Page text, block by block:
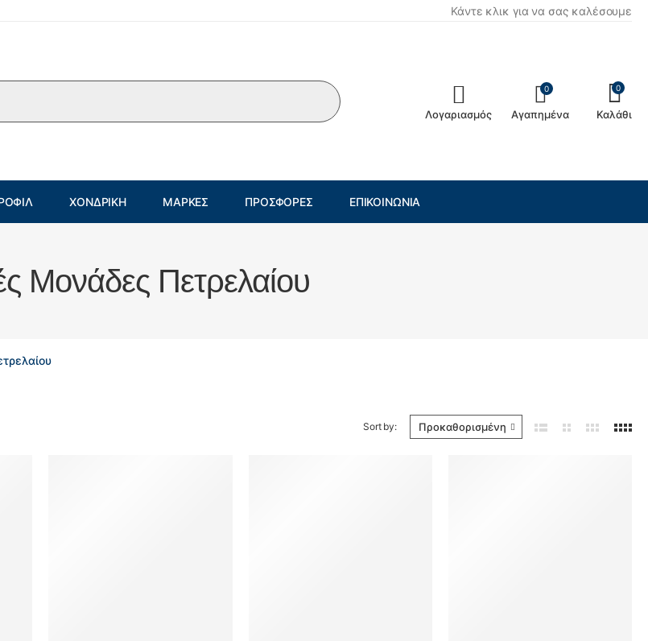
Κάντε κλικ για να σας καλέσουμε
Λογαριασμός
0
Αγαπημένα
0
Καλάθι
ΧΟΝΔΡΙΚΉ ΜΆΡΚΕΣ ΠΡΟΣΦΟΡΈΣ ΕΠΙΚΟΙΝΩΝΊΑ
Μονάδες Πετρελαίου
Sort by: